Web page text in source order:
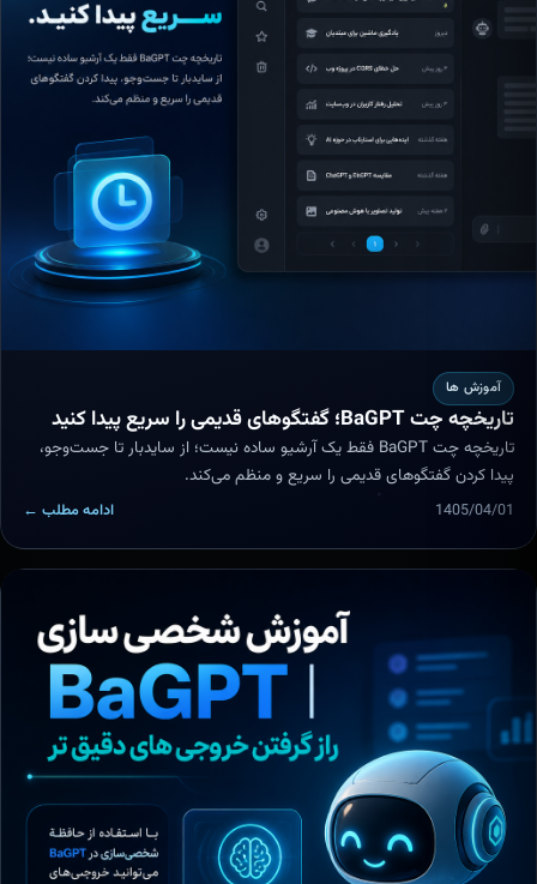
آموزش ها
تاریخچه چت BaGPT؛ گفتگوهای قدیمی را سریع پیدا کنید
تاریخچه چت BaGPT فقط یک آرشیو ساده نیست؛ از سایدبار تا جست‌وجو،
پیدا کردن گفتگوهای قدیمی را سریع و منظم می‌کند.
1405/04/01 ادامه مطلب ←